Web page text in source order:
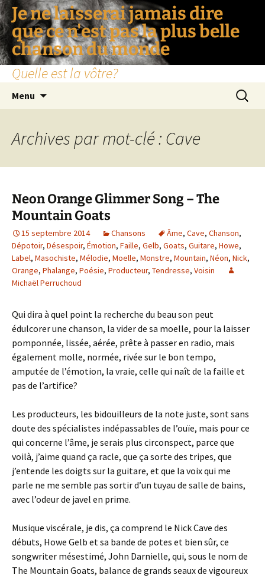
Je ne laisserai jamais dire
que ce n'est pas la plus belle
chanson du monde
Quelle est la vôtre?
Menu
Archives par mot-clé : Cave
Neon Orange Glimmer Song – The
Mountain Goats
15 septembre 2014 Chansons Âme, Cave, Chanson,
Dépotoir, Désespoir, Émotion, Faille, Gelb, Goats, Guitare, Howe,
Label, Masochiste, Mélodie, Moelle, Monstre, Mountain, Néon, Nick,
Orange, Phalange, Poésie, Producteur, Tendresse, Voisin
Michaël Perruchoud
Qui dira à quel point la recherche du beau son peut
édulcorer une chanson, la vider de sa moelle, pour la laisser
pomponnée, lissée, aérée, prête à passer en radio, mais
également molle, normée, rivée sur le bon tempo,
amputée de l’émotion, la vraie, celle qui naît de la faille et
pas de l’artifice?
Les producteurs, les bidouilleurs de la note juste, sont sans
doute des spécialistes indépassables de l’ouïe, mais pour ce
qui concerne l’âme, je serais plus circonspect, parce que
voilà, j’aime quand ça racle, que ça sorte des tripes, que
j’entende les doigts sur la guitare, et que la voix qui me
parle ne me semble pas sortir d’un tuyau de salle de bains,
avec l’odeur de javel en prime.
Musique viscérale, je dis, ça comprend le Nick Cave des
débuts, Howe Gelb et sa bande de potes et bien sûr, ce
songwriter mésestimé, John Darnielle, qui, sous le nom de
The Mountain Goats, balance de grands seaux de vigoureux